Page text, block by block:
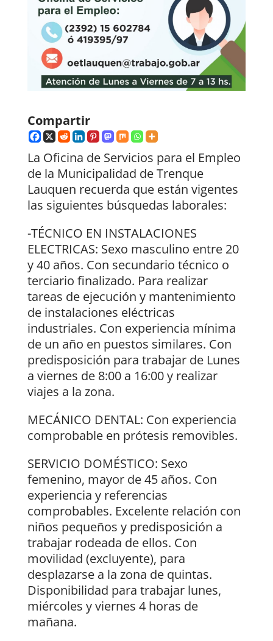
Compartir
La Oficina de Servicios para el Empleo
de la Municipalidad de Trenque
Lauquen recuerda que están vigentes
las siguientes búsquedas laborales:
-TÉCNICO EN INSTALACIONES
ELECTRICAS: Sexo masculino entre 20
y 40 años. Con secundario técnico o
terciario finalizado. Para realizar
tareas de ejecución y mantenimiento
de instalaciones eléctricas
industriales. Con experiencia mínima
de un año en puestos similares. Con
predisposición para trabajar de Lunes
a viernes de 8:00 a 16:00 y realizar
viajes a la zona.
MECÁNICO DENTAL: Con experiencia
comprobable en prótesis removibles.
SERVICIO DOMÉSTICO: Sexo
femenino, mayor de 45 años. Con
experiencia y referencias
comprobables. Excelente relación con
niños pequeños y predisposición a
trabajar rodeada de ellos. Con
movilidad (excluyente), para
desplazarse a la zona de quintas.
Disponibilidad para trabajar lunes,
miércoles y viernes 4 horas de
mañana.